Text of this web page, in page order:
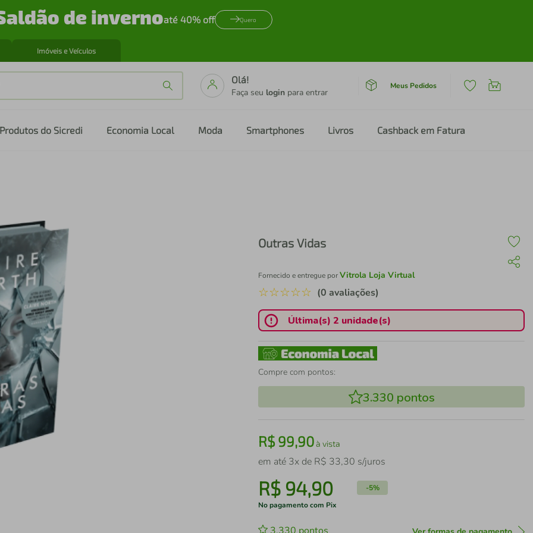
de invernoaté 40% off Quero
Imóveis e Veículos
Olá!
Faça seu login para entrar
Meus Pedidos
Produtos do Sicredi Economia Local Moda Smartphones Livros Cashback em Fatura
Outras Vidas
Fornecido e entregue porVitrola Loja Virtual
☆☆☆☆☆ (0 avaliações)
Última(s) 2 unidade(s)
Compre com pontos:
3.330 pontos
R$99,90à vista
em até 3x de R$ 33,30 s/juros
R$ 94,90 -5%
No pagamento com Pix